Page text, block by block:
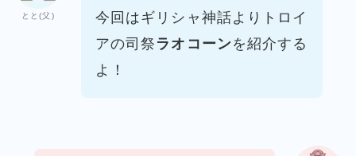
とと(父)
今回はギリシャ神話より トロイ
アの司祭 ラオコーンを紹介する
よ！